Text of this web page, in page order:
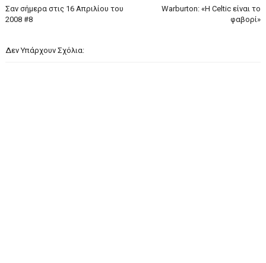
Warburton: «Η Celtic είναι το
φαβορί»
Σαν σήμερα στις 16 Απριλίου του
2008 #8
Δεν Υπάρχουν Σχόλια: